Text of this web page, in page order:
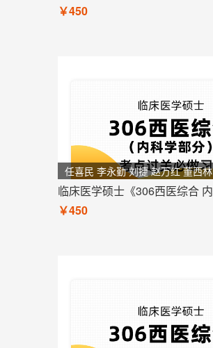
￥450
任喜民 李永勤 刘捷 赵万红 董西林
￥450